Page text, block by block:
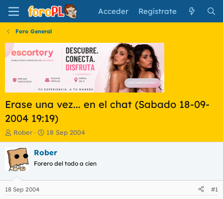
Acceder Regístrate
Foro General
Erase una vez... en el chat (Sabado 18-09-
2004 19:19)
I
n
i
c
i
a
d
o
Rober
F
e
c
a
i
18 Sep 2004
Rober
Forero del todo a cien
18 Sep 2004 #1